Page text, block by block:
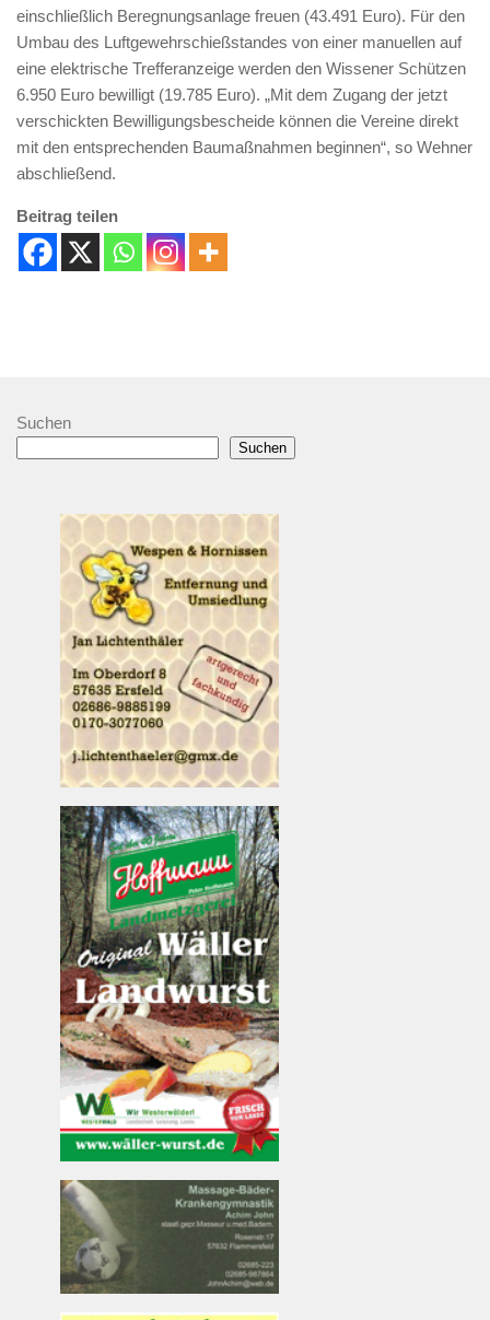
einschließlich Beregnungsanlage freuen (43.491 Euro). Für den
Umbau des Luftgewehrschießstandes von einer manuellen auf
eine elektrische Trefferanzeige werden den Wissener Schützen
6.950 Euro bewilligt (19.785 Euro). „Mit dem Zugang der jetzt
verschickten Bewilligungsbescheide können die Vereine direkt
mit den entsprechenden Baumaßnahmen beginnen“, so Wehner
abschließend.
Beitrag teilen
Suchen
Suchen